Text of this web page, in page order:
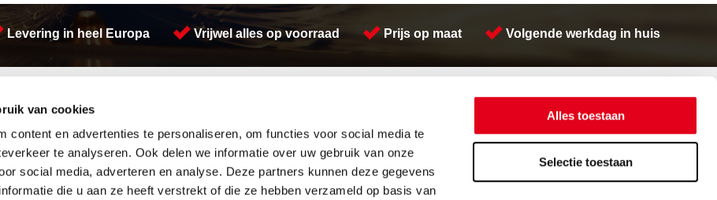
van cookies
content en advertenties te personaliseren, om functies voor social media te
te analyseren. Ook delen we informatie over uw gebruik van onze
social media, adverteren en analyse. Deze partners kunnen deze gegevens
die u aan ze heeft verstrekt of die ze hebben verzameld op basis van
Alles toestaan
Selectie toestaan
Levering in heel Europa Vrijwel alles op voorraad Prijs op maat Volgende werkdag in huis
Afdichtingen en Rubbers
Hang en sluitwerk
Looproosters
Pompen
Gereedschappen
Plasmasnijden
Koudgewalste platen
Verspaning
Watersnijden
Buizen snijden
Meeuwsen Trade & Metal Services B.V.
Telefoon:
(0113) 57 38 78